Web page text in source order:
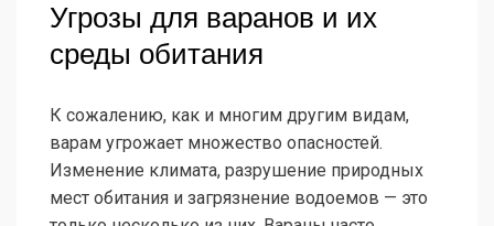
Угрозы для варанов и их
среды обитания
К сожалению, как и многим другим видам,
варам угрожает множество опасностей.
Изменение климата, разрушение природных
мест обитания и загрязнение водоемов — это